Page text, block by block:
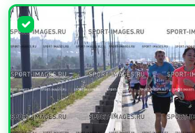
УВЕЛИЧИТЬ